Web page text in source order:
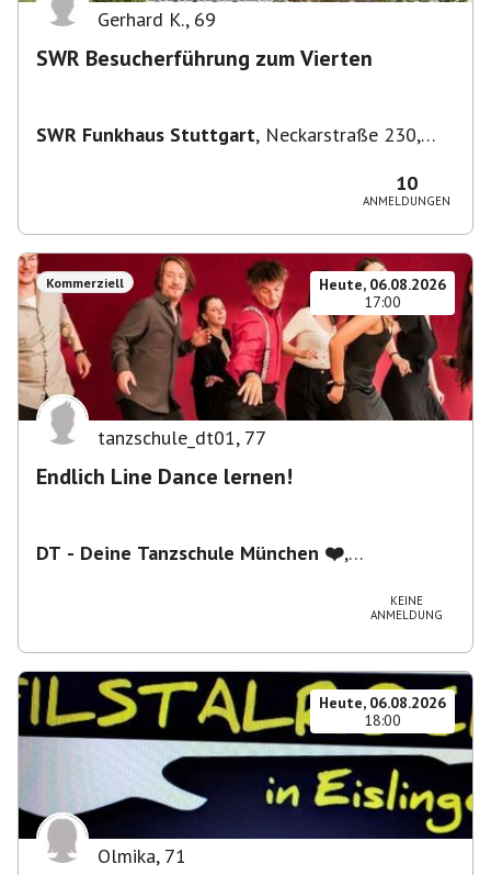
Gerhard K., 69
SWR Besucherführung zum Vierten
SWR Funkhaus Stuttgart, Neckarstraße 230,
10
ANMELDUNGEN
Kommerziell
Heute, 06.08.2026
17:00
tanzschule_dt01, 77
Endlich Line Dance lernen!
DT - Deine Tanzschule München ❤️,
KEINE
ANMELDUNG
Heute, 06.08.2026
18:00
Olmika, 71